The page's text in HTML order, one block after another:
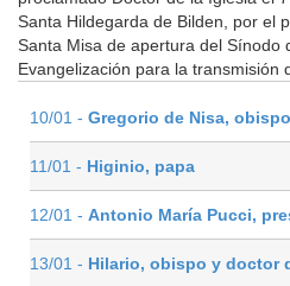
Santa Hildegarda de Bilden, por el
Santa Misa de apertura del Sínodo
Evangelización para la transmisión
10/01 - Gregorio de Nisa, obispo
11/01 - Higinio, papa
12/01 - Antonio María Pucci,
13/01 - Hilario, obispo y doctor